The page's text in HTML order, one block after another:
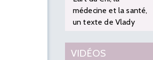
médecine et la santé,
un texte de Vlady
VIDÉOS